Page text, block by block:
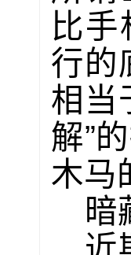
比手
行的
相当
解”
木马
暗